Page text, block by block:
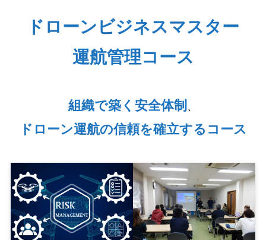
ドローンビジネスマスター
運航管理コース
組織で築く安全体制 、
ドローン運航の信頼を確立するコース